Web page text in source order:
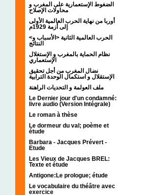
الضغوط الإستعمارية على المغرب و
محاولات الإصلاح
أوربا من نهاية الحرب العالمية الأولى
إلى أزمة 1929م
<الحرب العالمية الثانية <الأسباب و
النتائج
نظام الحماية بالمغرب و الإستغلال
الإستعماري
نضال المغرب من أجل تحقيق
الإستقلال و استكمال الوحدة الترابية
ملف العولمة و التحديات الراهنة
Le Dernier jour d'un condamné:
livre audio (Version Intégrale)
Le roman à thèse
Le dormeur du val; poème et
étude
Barbara - Jacques Prévert -
Etude
Les Vieux de Jacques BREL:
Texte et étude
Antigone:Le prologue; étude
Le vocabulaire du théâtre avec
exercice